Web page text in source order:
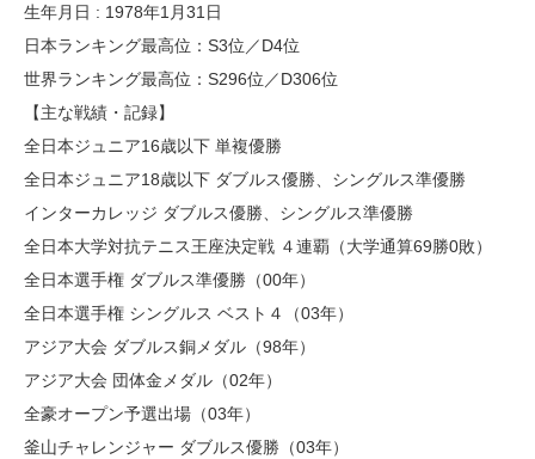
生年月日 : 1978年1月31日
日本ランキング最高位：S3位／D4位
世界ランキング最高位：S296位／D306位
【主な戦績・記録】
全日本ジュニア16歳以下 単複優勝
全日本ジュニア18歳以下 ダブルス優勝、シングルス準優勝
インターカレッジ ダブルス優勝、シングルス準優勝
全日本大学対抗テニス王座決定戦 ４連覇（大学通算69勝0敗）
全日本選手権 ダブルス準優勝（00年）
全日本選手権 シングルス ベスト４（03年）
アジア大会 ダブルス銅メダル（98年）
アジア大会 団体金メダル（02年）
全豪オープン予選出場（03年）
釜山チャレンジャー ダブルス優勝（03年）